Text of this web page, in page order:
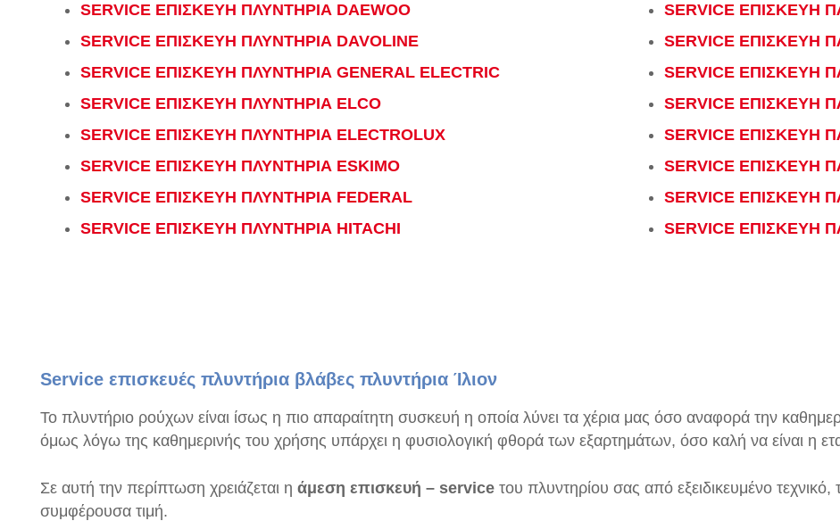
SERVICE ΕΠΙΣΚΕΥΗ ΠΛΥΝΤΗΡΙΑ DAEWOO
SERVICE ΕΠΙΣΚΕΥΗ ΠΛΥΝΤΗΡΙΑ DAVOLINE
SERVICE ΕΠΙΣΚΕΥΗ ΠΛΥΝΤΗΡΙΑ GENERAL ELECTRIC
SERVICE ΕΠΙΣΚΕΥΗ ΠΛΥΝΤΗΡΙΑ ELCO
SERVICE ΕΠΙΣΚΕΥΗ ΠΛΥΝΤΗΡΙΑ ELECTROLUX
SERVICE ΕΠΙΣΚΕΥΗ ΠΛΥΝΤΗΡΙΑ ESKIMO
SERVICE ΕΠΙΣΚΕΥΗ ΠΛΥΝΤΗΡΙΑ FEDERAL
SERVICE ΕΠΙΣΚΕΥΗ ΠΛΥΝΤΗΡΙΑ HITACHI
SERVICE ΕΠΙΣΚΕΥΗ
SERVICE ΕΠΙΣΚΕΥΗ
SERVICE ΕΠΙΣΚΕΥΗ
SERVICE ΕΠΙΣΚΕΥΗ
SERVICE ΕΠΙΣΚΕΥΗ
SERVICE ΕΠΙΣΚΕΥΗ
SERVICE ΕΠΙΣΚΕΥΗ
SERVICE ΕΠΙΣΚΕΥΗ
Service επισκευές πλυντήρια βλάβες πλυντήρια Ίλιον
Το πλυντήριο ρούχων είναι ίσως η πιο απαραίτητη συσκευή η οποία λύνει τα χέρια μας όσο αναφορά την
όμως λόγω της καθημερινής του χρήσης υπάρχει η φυσιολογική φθορά των εξαρτημάτων, όσο καλή να είναι η
Σε αυτή την περίπτωση χρειάζεται η άμεση επισκευή – service του πλυντηρίου σας από εξειδικευμένο
συμφέρουσα τιμή.